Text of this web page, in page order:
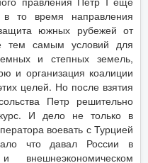
в то время направления
южных рубежей от
тем самым условий для
и степных земель,
и организация коалиции
целей. Но после взятия
Петр решительно
И дело не только в
воевать с Турцией
что давал России в
внешнеэкономическом